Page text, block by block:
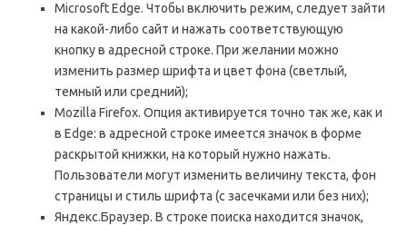
Microsoft Edge. Чтобы включить режим, следует зайти
на какой-либо сайт и нажать соответствующую
кнопку в адресной строке. При желании можно
изменить размер шрифта и цвет фона (светлый,
темный или средний);
Mozilla Firefox. Опция активируется точно так же, как и
в Edge: в адресной строке имеется значок в форме
раскрытой книжки, на который нужно нажать.
Пользователи могут изменить величину текста, фон
страницы и стиль шрифта (с засечками или без них);
Яндекс.Браузер. В строке поиска находится значок,